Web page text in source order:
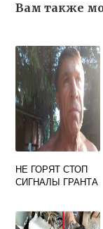
Вам также
НЕ ГОРЯТ СТОП
СИГНАЛЫ ГРАНТА